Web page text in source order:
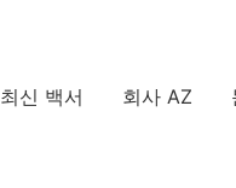
최신 백서 회사 AZ